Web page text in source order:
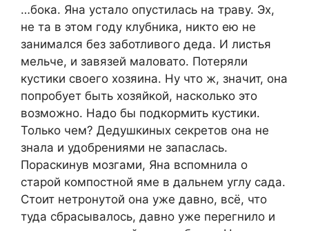
…бока. Яна устало опустилась на траву. Эх,
не та в этом году клубника, никто ею не
занимался без заботливого деда. И листья
мельче, и завязей маловато. Потеряли
кустики своего хозяина. Ну что ж, значит, она
попробует быть хозяйкой, насколько это
возможно. Надо бы подкормить кустики.
Только чем? Дедушкиных секретов она не
знала и удобрениями не запаслась.
Пораскинув мозгами, Яна вспомнила о
старой компостной яме в дальнем углу сада.
Стоит нетронутой она уже давно, всё, что
туда сбрасывалось, давно уже перегнило и